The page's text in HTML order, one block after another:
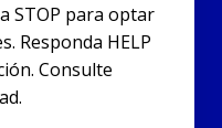
STOP para optar
Responda HELP
Consulte